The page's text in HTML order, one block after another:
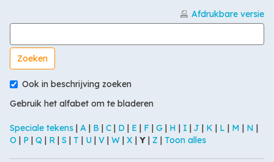
Afdrukbare versie
Zoek in woordenlijst naar
Ook in beschrijving zoeken
Gebruik het alfabet om te bladeren
Speciale tekens | A | B | C | D | E | F | G | H | I | J | K | L | M | N |
O | P | Q | R | S | T | U | V | W | X | Y | Z | Toon alles